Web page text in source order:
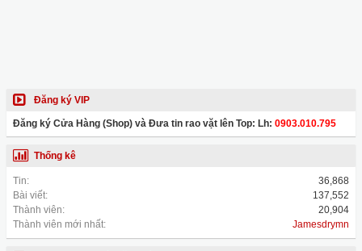
Đăng ký VIP
Đăng ký Cửa Hàng (Shop) và Đưa tin rao vặt lên Top: Lh: 0903.010.795
Thống kê
Tin:
36,868
Bài viết:
137,552
Thành viên:
20,904
Thành viên mới nhất:
Jamesdrymn